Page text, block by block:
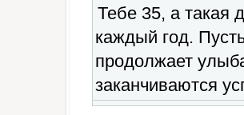
Тебе 35, а такая
каждый год.
продолжает
заканчиваются